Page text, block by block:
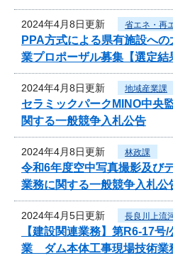
2024年4月8日更新 省エネ・再
PPA方式による県有施設へ
業プロポーザル募集【選定結
2024年4月8日更新 地域産業課
セラミックパークMINO中央
関する一般競争入札公告
2024年4月8日更新 林政課
令和6年度空中写真撮影及び
業務に関する一般競争入札公
2024年4月5日更新 長良川上流
【建設関連業務】第R6-17号
業 ダム本体工事現場技術業